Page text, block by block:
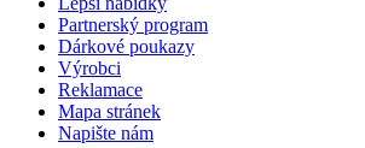
Partnerský program
Dárkové poukazy
Výrobci
Reklamace
Mapa stránek
Napište nám